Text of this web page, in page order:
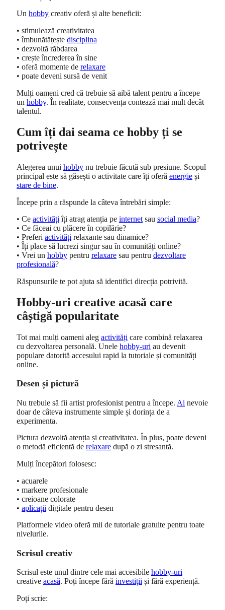
Un hobby creativ oferă și alte beneficii:
• stimulează creativitatea
• îmbunătățește disciplina
• dezvoltă răbdarea
• crește încrederea în sine
• oferă momente de relaxare
• poate deveni sursă de venit
Mulți oameni cred că trebuie să aibă talent pentru a începe
un hobby. În realitate, consecvența contează mai mult decât
talentul.
Cum îți dai seama ce hobby ți se
potrivește
Alegerea unui hobby nu trebuie făcută sub presiune. Scopul
principal este să găsești o activitate care îți oferă energie și
stare de bine.
Începe prin a răspunde la câteva întrebări simple:
• Ce activități îți atrag atenția pe internet sau social media?
• Ce făceai cu plăcere în copilărie?
• Preferi activități relaxante sau dinamice?
• Îți place să lucrezi singur sau în comunități online?
• Vrei un hobby pentru relaxare sau pentru dezvoltare
profesională?
Răspunsurile te pot ajuta să identifici direcția potrivită.
Hobby-uri creative acasă care
câștigă popularitate
Tot mai mulți oameni aleg activități care combină relaxarea
cu dezvoltarea personală. Unele hobby-uri au devenit
populare datorită accesului rapid la tutoriale și comunități
online.
Desen și pictură
Nu trebuie să fii artist profesionist pentru a începe. Ai nevoie
doar de câteva instrumente simple și dorința de a
experimenta.
Pictura dezvoltă atenția și creativitatea. În plus, poate deveni
o metodă eficientă de relaxare după o zi stresantă.
Mulți începători folosesc:
• acuarele
• markere profesionale
• creioane colorate
• aplicații digitale pentru desen
Platformele video oferă mii de tutoriale gratuite pentru toate
nivelurile.
Scrisul creativ
Scrisul este unul dintre cele mai accesibile hobby-uri
creative acasă. Poți începe fără investiții și fără experiență.
Poți scrie: